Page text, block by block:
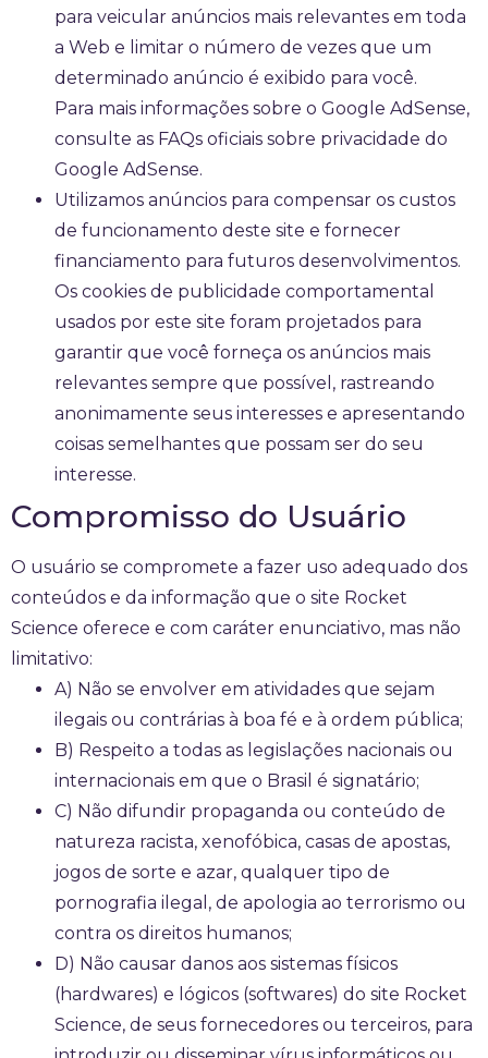
para veicular anúncios mais relevantes em toda
a Web e limitar o número de vezes que um
determinado anúncio é exibido para você.
Para mais informações sobre o Google AdSense,
consulte as FAQs oficiais sobre privacidade do
Google AdSense.
Utilizamos anúncios para compensar os custos
de funcionamento deste site e fornecer
financiamento para futuros desenvolvimentos.
Os cookies de publicidade comportamental
usados ​​por este site foram projetados para
garantir que você forneça os anúncios mais
relevantes sempre que possível, rastreando
anonimamente seus interesses e apresentando
coisas semelhantes que possam ser do seu
interesse.
Compromisso do Usuário
O usuário se compromete a fazer uso adequado dos
conteúdos e da informação que o site Rocket
Science oferece e com caráter enunciativo, mas não
limitativo:
A) Não se envolver em atividades que sejam
ilegais ou contrárias à boa fé e à ordem pública;
B) Respeito a todas as legislações nacionais ou
internacionais em que o Brasil é signatário;
C) Não difundir propaganda ou conteúdo de
natureza racista, xenofóbica, casas de apostas,
jogos de sorte e azar, qualquer tipo de
pornografia ilegal, de apologia ao terrorismo ou
contra os direitos humanos;
D) Não causar danos aos sistemas físicos
(hardwares) e lógicos (softwares) do site Rocket
Science, de seus fornecedores ou terceiros, para